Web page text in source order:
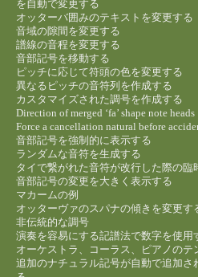
を自動で変更する
オッターバ囲みのテキストを変更する
音域の隙間を変更する
譜線の音程を変更する
音部記号を移動する
ピッチに応じて符頭の色を変更する
異なるピッチの音符列を作成する
カスタマイズされた調号を作成する
Direction of merged ‘fa’ shape note heads
Force a cancellation natural before
音部記号を強制的に表示する
ランダムな音符を生成する
タイで繋がれた音符が改行した際の臨
音部記号の変更を大きく表示する
マカームの例
オッターヴァのスパナの傾きを変更す
非伝統的な調号
演奏を容易にする記譜法で数字を使用
オーケストラ、コーラス、ピアノのテ
追加のナチュラル記号が自動で追加さ